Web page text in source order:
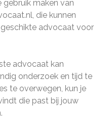
gebruik maken van
die kunnen
advocaat voor
advocaat kan
onderzoek en tijd te
te overwegen, kun je
die past bij jouw